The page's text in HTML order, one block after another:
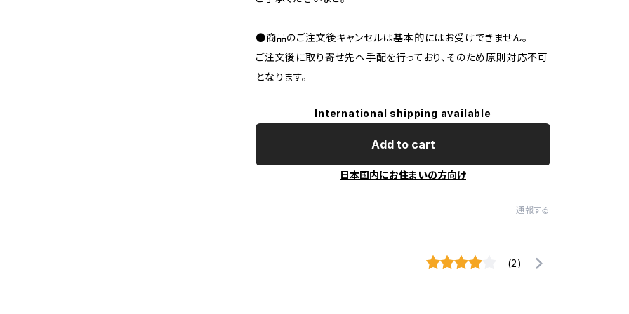
●商品のご注文後キャンセルは基本的にはお受けできません。
ご注文後に取り寄せ先へ手配を行っており、そのため原則対応不可
となります。
International shipping available
Add to cart
日本国内にお住まいの方向け
通報する
(2)